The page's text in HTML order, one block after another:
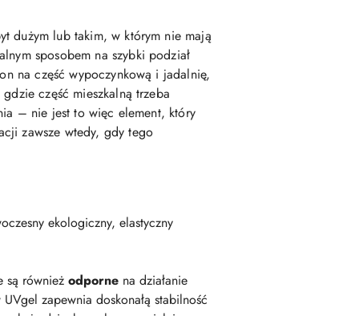
dużym lub takim, w którym nie mają
sposobem na szybki podział
na część wypoczynkową i jadalnię,
część mieszkalną trzeba
– nie jest to więc element, który
zawsze wtedy, gdy tego
ekologiczny, elastyczny
są również odporne na działanie
zapewnia doskonałą stabilność